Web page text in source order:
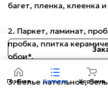
багет, пленка, клеенка
2. Паркет, ламинат,
пробка, плитка
обои*.
3. Белье нательное,
Главная Каталог Корзина